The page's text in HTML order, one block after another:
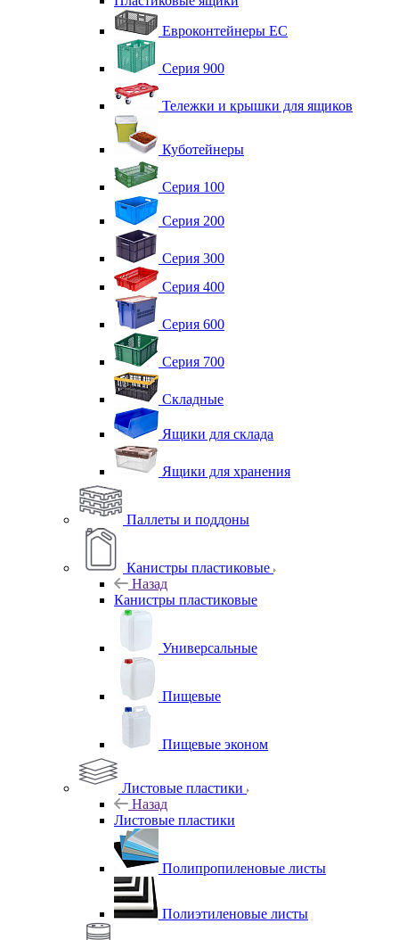
Евроконтейнеры ЕС
Серия 900
Тележки и крышки для ящиков
Куботейнеры
Серия 100
Серия 200
Серия 300
Серия 400
Серия 600
Серия 700
Складные
Ящики для склада
Ящики для хранения
Паллеты и поддоны
Канистры пластиковые
Назад
Канистры пластиковые
Универсальные
Пищевые
Пищевые эконом
Листовые пластики
Назад
Листовые пластики
Полипропиленовые листы
Полиэтиленовые листы